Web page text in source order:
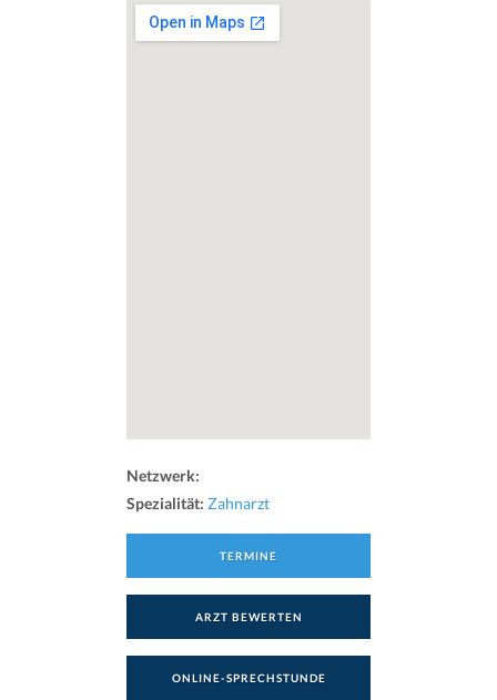
Netzwerk:
Spezialität: Zahnarzt
TERMINE
ARZT BEWERTEN
ONLINE-SPRECHSTUNDE